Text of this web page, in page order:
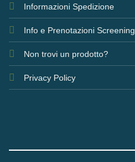
Informazioni Spedizione
Info e Prenotazioni Screening
Non trovi un prodotto?
Privacy Policy